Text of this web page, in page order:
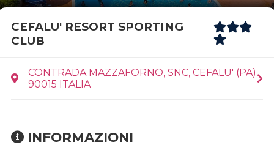
CEFALU' RESORT SPORTING
CLUB
CONTRADA MAZZAFORNO, SNC, CEFALU' (PA)
90015 ITALIA
INFORMAZIONI